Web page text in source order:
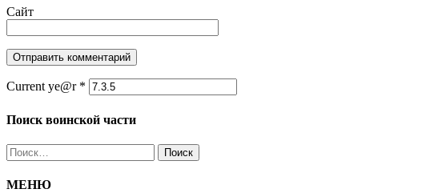
Сайт
Current ye@r *
Поиск воинской части
Найти:
МЕНЮ